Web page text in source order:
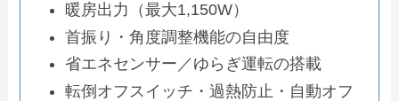
暖房出力（最大1,150W）
首振り・角度調整機能の自由度
省エネセンサー／ゆらぎ運転の搭載
転倒オフスイッチ・過熱防止・自動オフ